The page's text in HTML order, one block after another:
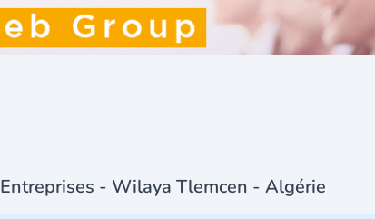
Entreprises - Wilaya Tlemcen - Algérie